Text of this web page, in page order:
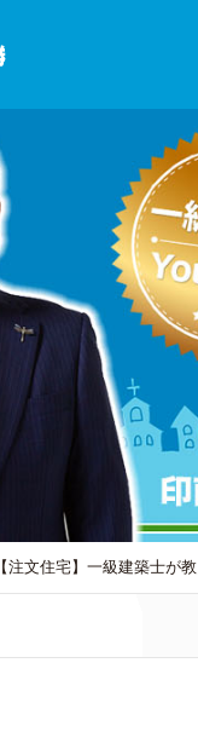
【注文住宅】一級建築士が